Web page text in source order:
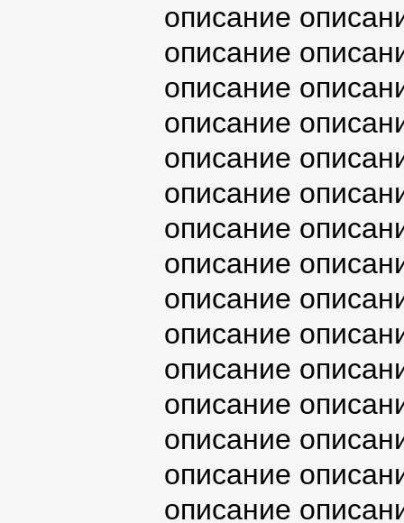
описание
описание
описание
описание
описание
описание
описание
описание
описание
описание
описание
описание
описание
описание
описание